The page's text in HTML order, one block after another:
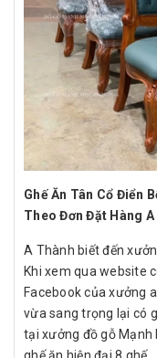
Ghế Ăn Tân Cổ Điển
Theo Đơn Đặt Hàng A
A Thành biết đến
Khi xem qua website
Facebook của xưởng
vừa sang trọng lại có
tại xưởng đồ gỗ Mạnh
ghế ăn hiện đại 8 ghế.